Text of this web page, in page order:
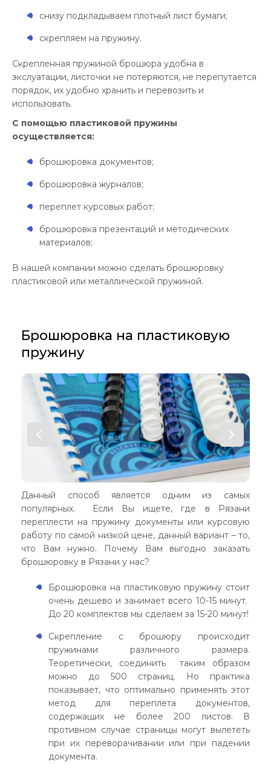
снизу подкладываем плотный лист бумаги;
скрепляем на пружину.
Скрепленная пружиной брошюра удобна в
экслуатации, листочки не потеряются, не перепутается
порядок, их удобно хранить и перевозить и
использовать.
С помощью пластиковой пружины
осуществляется:
брошюровка документов;
брошюровка журналов;
переплет курсовых работ;
брошюровка презентаций и методических
материалов;
В нашей компании можно сделать брошюровку
пластиковой или металлической пружиной.
Брошюровка на пластиковую
пружину
Данный способ является одним из самых
популярных. Если Вы ищете, где в Рязани
переплести на пружину документы или курсовую
работу по самой низкой цене, данный вариант – то,
что Вам нужно. Почему Вам выгодно заказать
брошюровку в Рязани у нас?
Брошюровка на пластиковую пружину стоит
очень дешево и занимает всего 10-15 минут.
До 20 комплектов мы сделаем за 15-20 минут!
Скрепление с брошюру происходит
пружинами различного размера.
Теоретически, соединить таким образом
можно до 500 страниц. Но практика
показывает, что оптимально применять этот
метод для переплета документов,
содержащих не более 200 листов. В
противном случае страницы могут вылететь
при их переворачивании или при падении
документа.